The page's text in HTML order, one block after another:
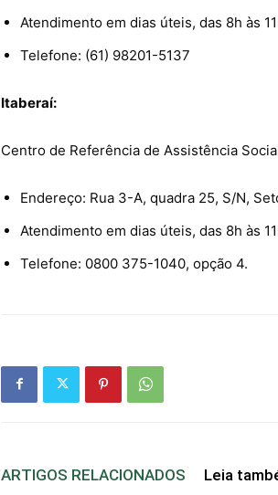
Atendimento em dias úteis, das 8h às
Telefone: (61) 98201-5137
Itaberaí:
Centro de Referência de Assistência
Endereço: Rua 3-A, quadra 25, S/N,
Atendimento em dias úteis, das 8h às
Telefone: 0800 375-1040, opção 4.
ARTIGOS RELACIONADOS Leia